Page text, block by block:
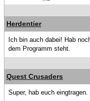
Herdentier
Ich bin auch dabei! Hab
dem Programm steht.
Quest Crusaders
Super, hab euch eingtragen.